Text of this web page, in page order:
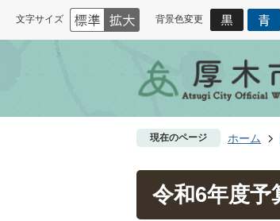
文字サイズ 背景色変更
現在のページ ホーム
令和6年度予